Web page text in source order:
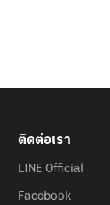
ติดต่อเรา
LINE Official
Facebook